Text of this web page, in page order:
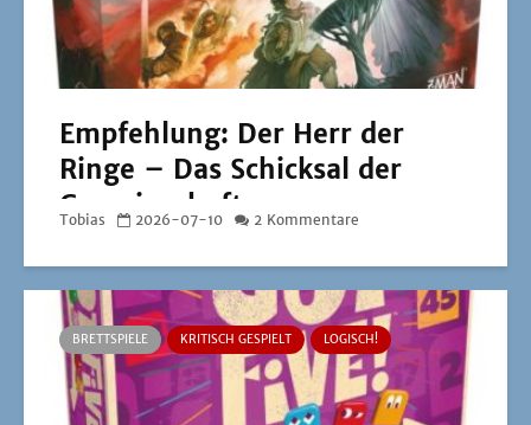
Empfehlung: Der Herr der
Ringe – Das Schicksal der
Gemeinschaft
Tobias 2026-07-10 2 Kommentare
BRETTSPIELE KRITISCH GESPIELT LOGISCH!